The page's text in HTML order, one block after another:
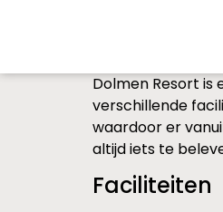
Dolmen Resort
verschillende
waardoor er
altijd iets te
Faciliteiten